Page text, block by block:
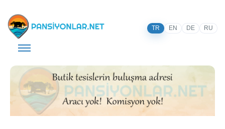
TR EN DE RU